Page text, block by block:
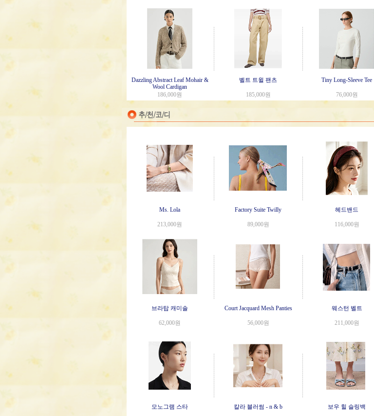
Dazzling Abstract Leaf Mohair &
Wool Cardigan
186,000원
벨트 트윌 팬츠
185,000원
Tiny Long-Sleeve Tee
76,000원
Ms. Lola
213,000원
Factory Suite Twilly
89,000원
헤드밴드
116,000원
브라탑 캐미솔
62,000원
Court Jacquard Mesh Panties
56,000원
웨스턴 벨트
211,000원
모노그램 스타 칼라 블러썸 - n & b 보우 힐 슬링백